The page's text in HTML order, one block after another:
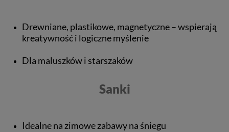
Drewniane, plastikowe, magnetyczne – wspierają
kreatywność i logiczne myślenie
Dla maluszków i starszaków
Sanki
Idealne na zimowe zabawy na śniegu